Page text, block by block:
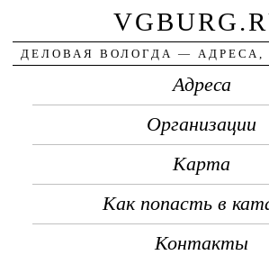
ДЕЛОВАЯ ВОЛОГДА — АДРЕСА,
Адреса
Организации
Карта
Как попасть в
Контакты